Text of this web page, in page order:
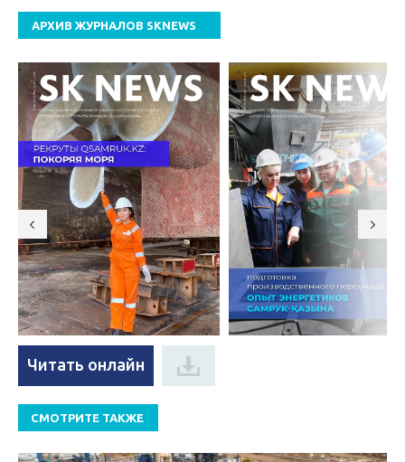
АРХИВ ЖУРНАЛОВ SKNEWS
Читать онлайн
СМОТРИТЕ ТАКЖЕ